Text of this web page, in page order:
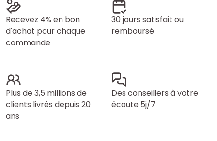
Recevez 4% en bon
d'achat pour chaque
commande
30 jours satisfait ou
remboursé
Plus de 3,5 millions de
clients livrés depuis 20
ans
Des conseillers à votre
écoute 5j/7